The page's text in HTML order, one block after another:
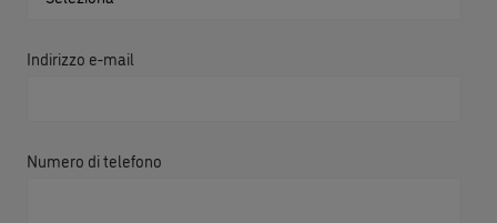
Indirizzo e-mail
Numero di telefono